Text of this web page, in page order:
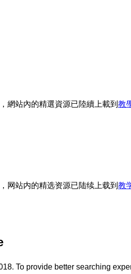
網站內的精選資源已陸續上載到 教
网站内的精选资源已陆续上载到 教
To provide better searching